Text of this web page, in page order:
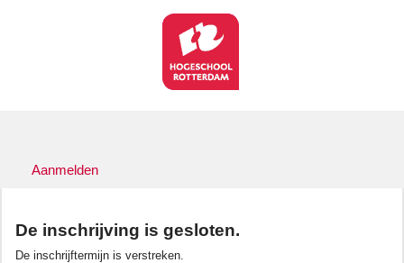
Aanmelden
De inschrijving is gesloten.
De inschrijftermijn is verstreken.